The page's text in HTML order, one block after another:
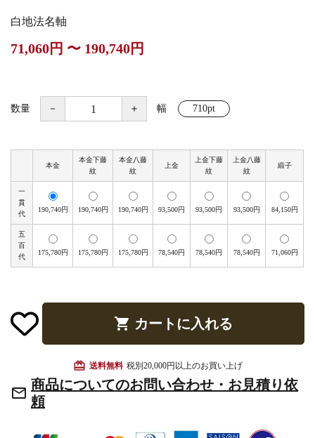
コート・雨具
欄間・障子・襖・翠
簾
お手入れ用品
白地法名軸
71,060円 〜 190,740円
数量 － ＋ 幅 710pt
本金
本金下藤
紋
本金八藤
紋
上金
上金下藤
紋
上金八藤
紋
緞子
一
貫
代
190,740円 190,740円 190,740円 93,500円 93,500円 93,500円 84,150円
五
百
代
175,780円 175,780円 175,780円 78,540円 78,540円 78,540円 71,060円
shopping_cart カートに入れる
card_giftcard 送料無料 税別20,000円以上のお買い上げ
mail_outline 商品についてのお問い合わせ・お見積り依
頼